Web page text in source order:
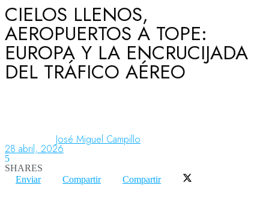
Aerolíneas
Aeronáutica
CIELOS LLENOS,
AEROPUERTOS A TOPE:
EUROPA Y LA ENCRUCIJADA
DEL TRÁFICO AÉREO
José Miguel Campillo
28 abril, 2026
5
SHARES
Enviar
Compartir Compartir